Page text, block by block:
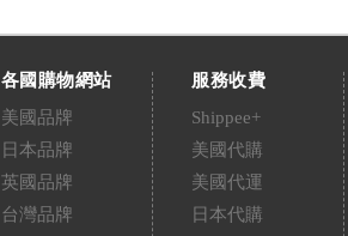
各國購物網站
美國品牌
日本品牌
英國品牌
台灣品牌
服務收費
Shippee+
美國代購
美國代運
日本代購